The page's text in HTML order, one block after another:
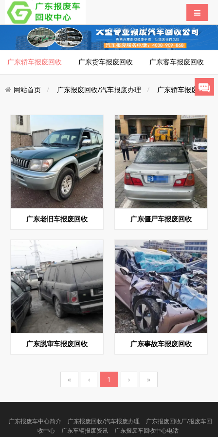
广东轿车报废回收 广东货车报废回收 广东客车报废回收
网站首页 广东报废回收/汽车报废办理 广东轿车报废回收
广东老旧车报废回收 广东僵尸车报废回收
广东脱审车报废回收 广东事故车报废回收
« ‹ 1 › »
广东报废车中心简介 广东报废回收/汽车报废办理
广东报废回收厂/报废车回
收中心
广东车辆报废资讯 广东报废车回收中心电话